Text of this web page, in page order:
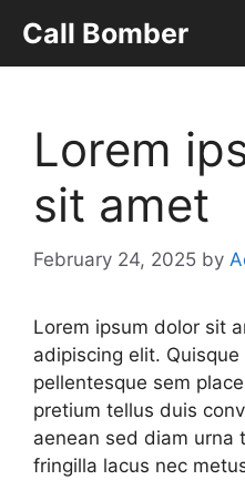
content
Call Bomber
Lorem
sit amet
February 24, 2025 by
Lorem ipsum dolor sit
adipiscing elit.
pellentesque sem
pretium tellus duis
aenean sed diam urna
fringilla lacus nec